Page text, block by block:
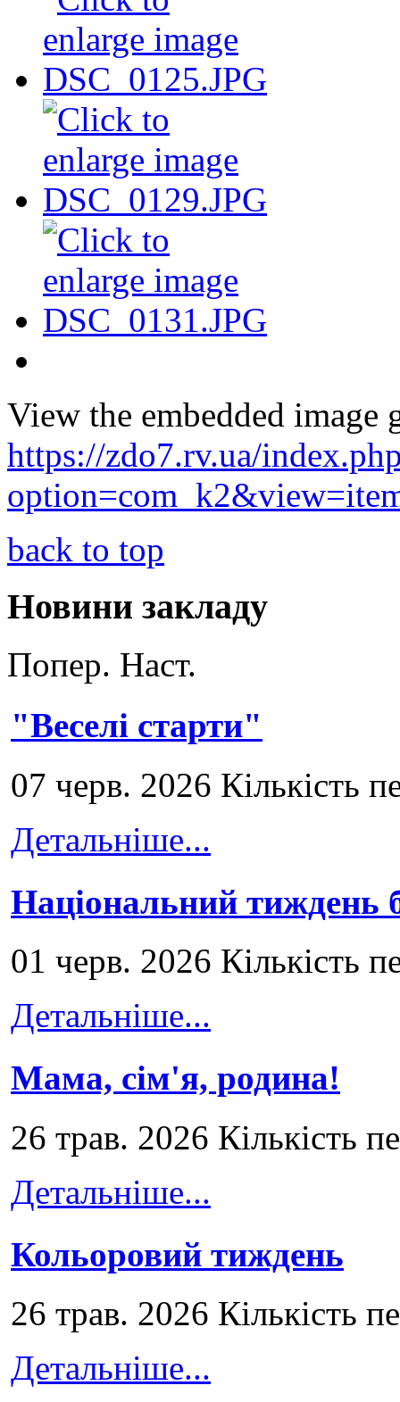
View the embedded image
https://zdo7.rv.ua/
back to top
Новини закладу
Попер. Наст.
"Веселі старти"
07 черв. 2026 Кількість
Детальніше...
Національний тиждень
01 черв. 2026 Кількість
Детальніше...
Мама, сім'я, родина!
26 трав. 2026 Кількість
Детальніше...
Кольоровий тиждень
26 трав. 2026 Кількість
Детальніше...